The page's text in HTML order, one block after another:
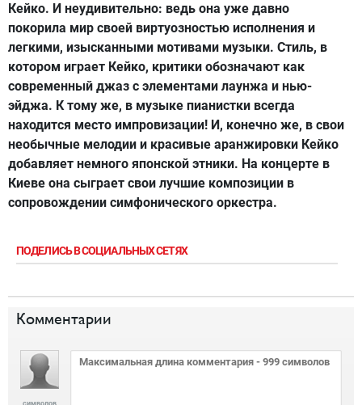
Кейко. И неудивительно: ведь она уже давно
покорила мир своей виртуозностью исполнения и
легкими, изысканными мотивами музыки. Стиль, в
котором играет Кейко, критики обозначают как
современный джаз с элементами лаунжа и нью-
эйджа. К тому же, в музыке пианистки всегда
находится место импровизации! И, конечно же, в свои
необычные мелодии и красивые аранжировки Кейко
добавляет немного японской этники. На концерте в
Киеве она сыграет свои лучшие композиции в
сопровождении симфонического оркестра.
ПОДЕЛИСЬ В СОЦИАЛЬНЫХ СЕТЯХ
Комментарии
символов